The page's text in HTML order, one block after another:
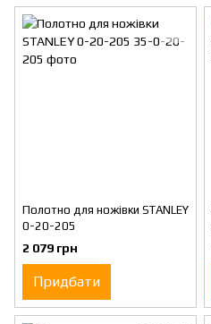
Полотно для ножівки STANLEY
0-20-205
2 079 грн
Придбати